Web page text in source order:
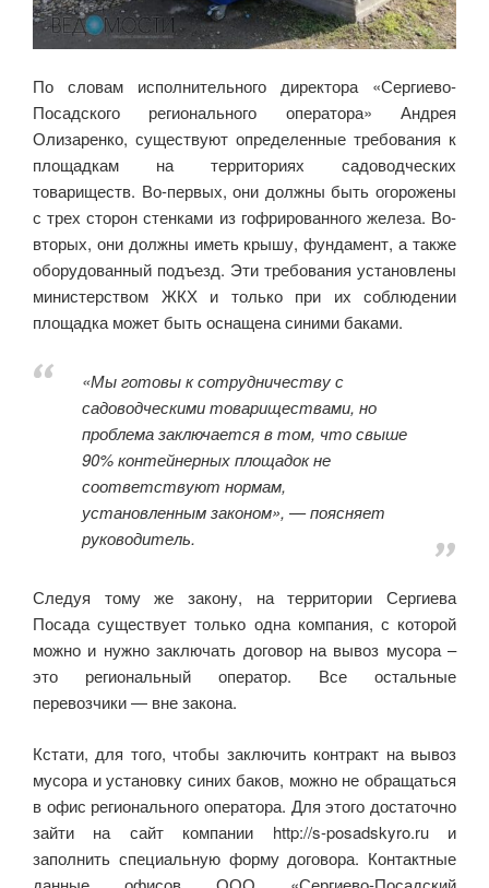
По словам исполнительного директора «Сергиево-
Посадского регионального оператора» Андрея
Олизаренко, существуют определенные требования к
площадкам на территориях садоводческих
товариществ. Во-первых, они должны быть огорожены
с трех сторон стенками из гофрированного железа. Во-
вторых, они должны иметь крышу, фундамент, а также
оборудованный подъезд. Эти требования установлены
министерством ЖКХ и только при их соблюдении
площадка может быть оснащена синими баками.
«Мы готовы к сотрудничеству с
садоводческими товариществами, но
проблема заключается в том, что свыше
90% контейнерных площадок не
соответствуют нормам,
установленным законом», — поясняет
руководитель.
Следуя тому же закону, на территории Сергиева
Посада существует только одна компания, с которой
можно и нужно заключать договор на вывоз мусора –
это региональный оператор. Все остальные
перевозчики — вне закона.
Кстати, для того, чтобы заключить контракт на вывоз
мусора и установку синих баков, можно не обращаться
в офис регионального оператора. Для этого достаточно
зайти на сайт компании http://s-posadskyro.ru и
заполнить специальную форму договора. Контактные